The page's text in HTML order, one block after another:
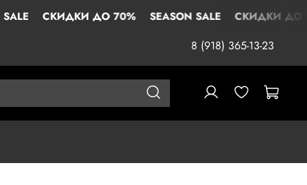
ДО 70% SEASON SALE СКИДКИ ДО 70%
8 (918) 365-13-23